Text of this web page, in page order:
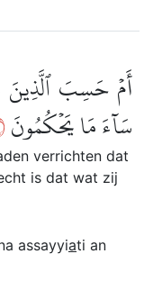
أَمۡ حَسِبَ ٱلَّذِينَ
سَآءَ مَا يَحۡكُمُونَ
verrichten dat
is dat wat zij
assayyiati an